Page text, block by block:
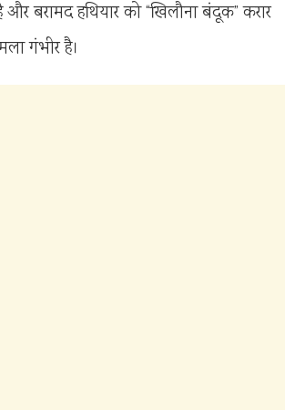
बरामद हथियार को “खिलौना बंदूक” करार
गंभीर है।